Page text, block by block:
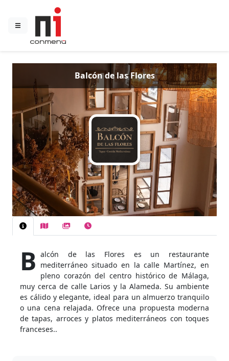
Balcón de las Flores
B alcón de las Flores es un restaurante
mediterráneo situado en la calle Martínez, en
pleno corazón del centro histórico de Málaga,
muy cerca de calle Larios y la Alameda. Su ambiente
es cálido y elegante, ideal para un almuerzo tranquilo
o una cena relajada. Ofrece una propuesta moderna
de tapas, arroces y platos mediterráneos con toques
franceses..